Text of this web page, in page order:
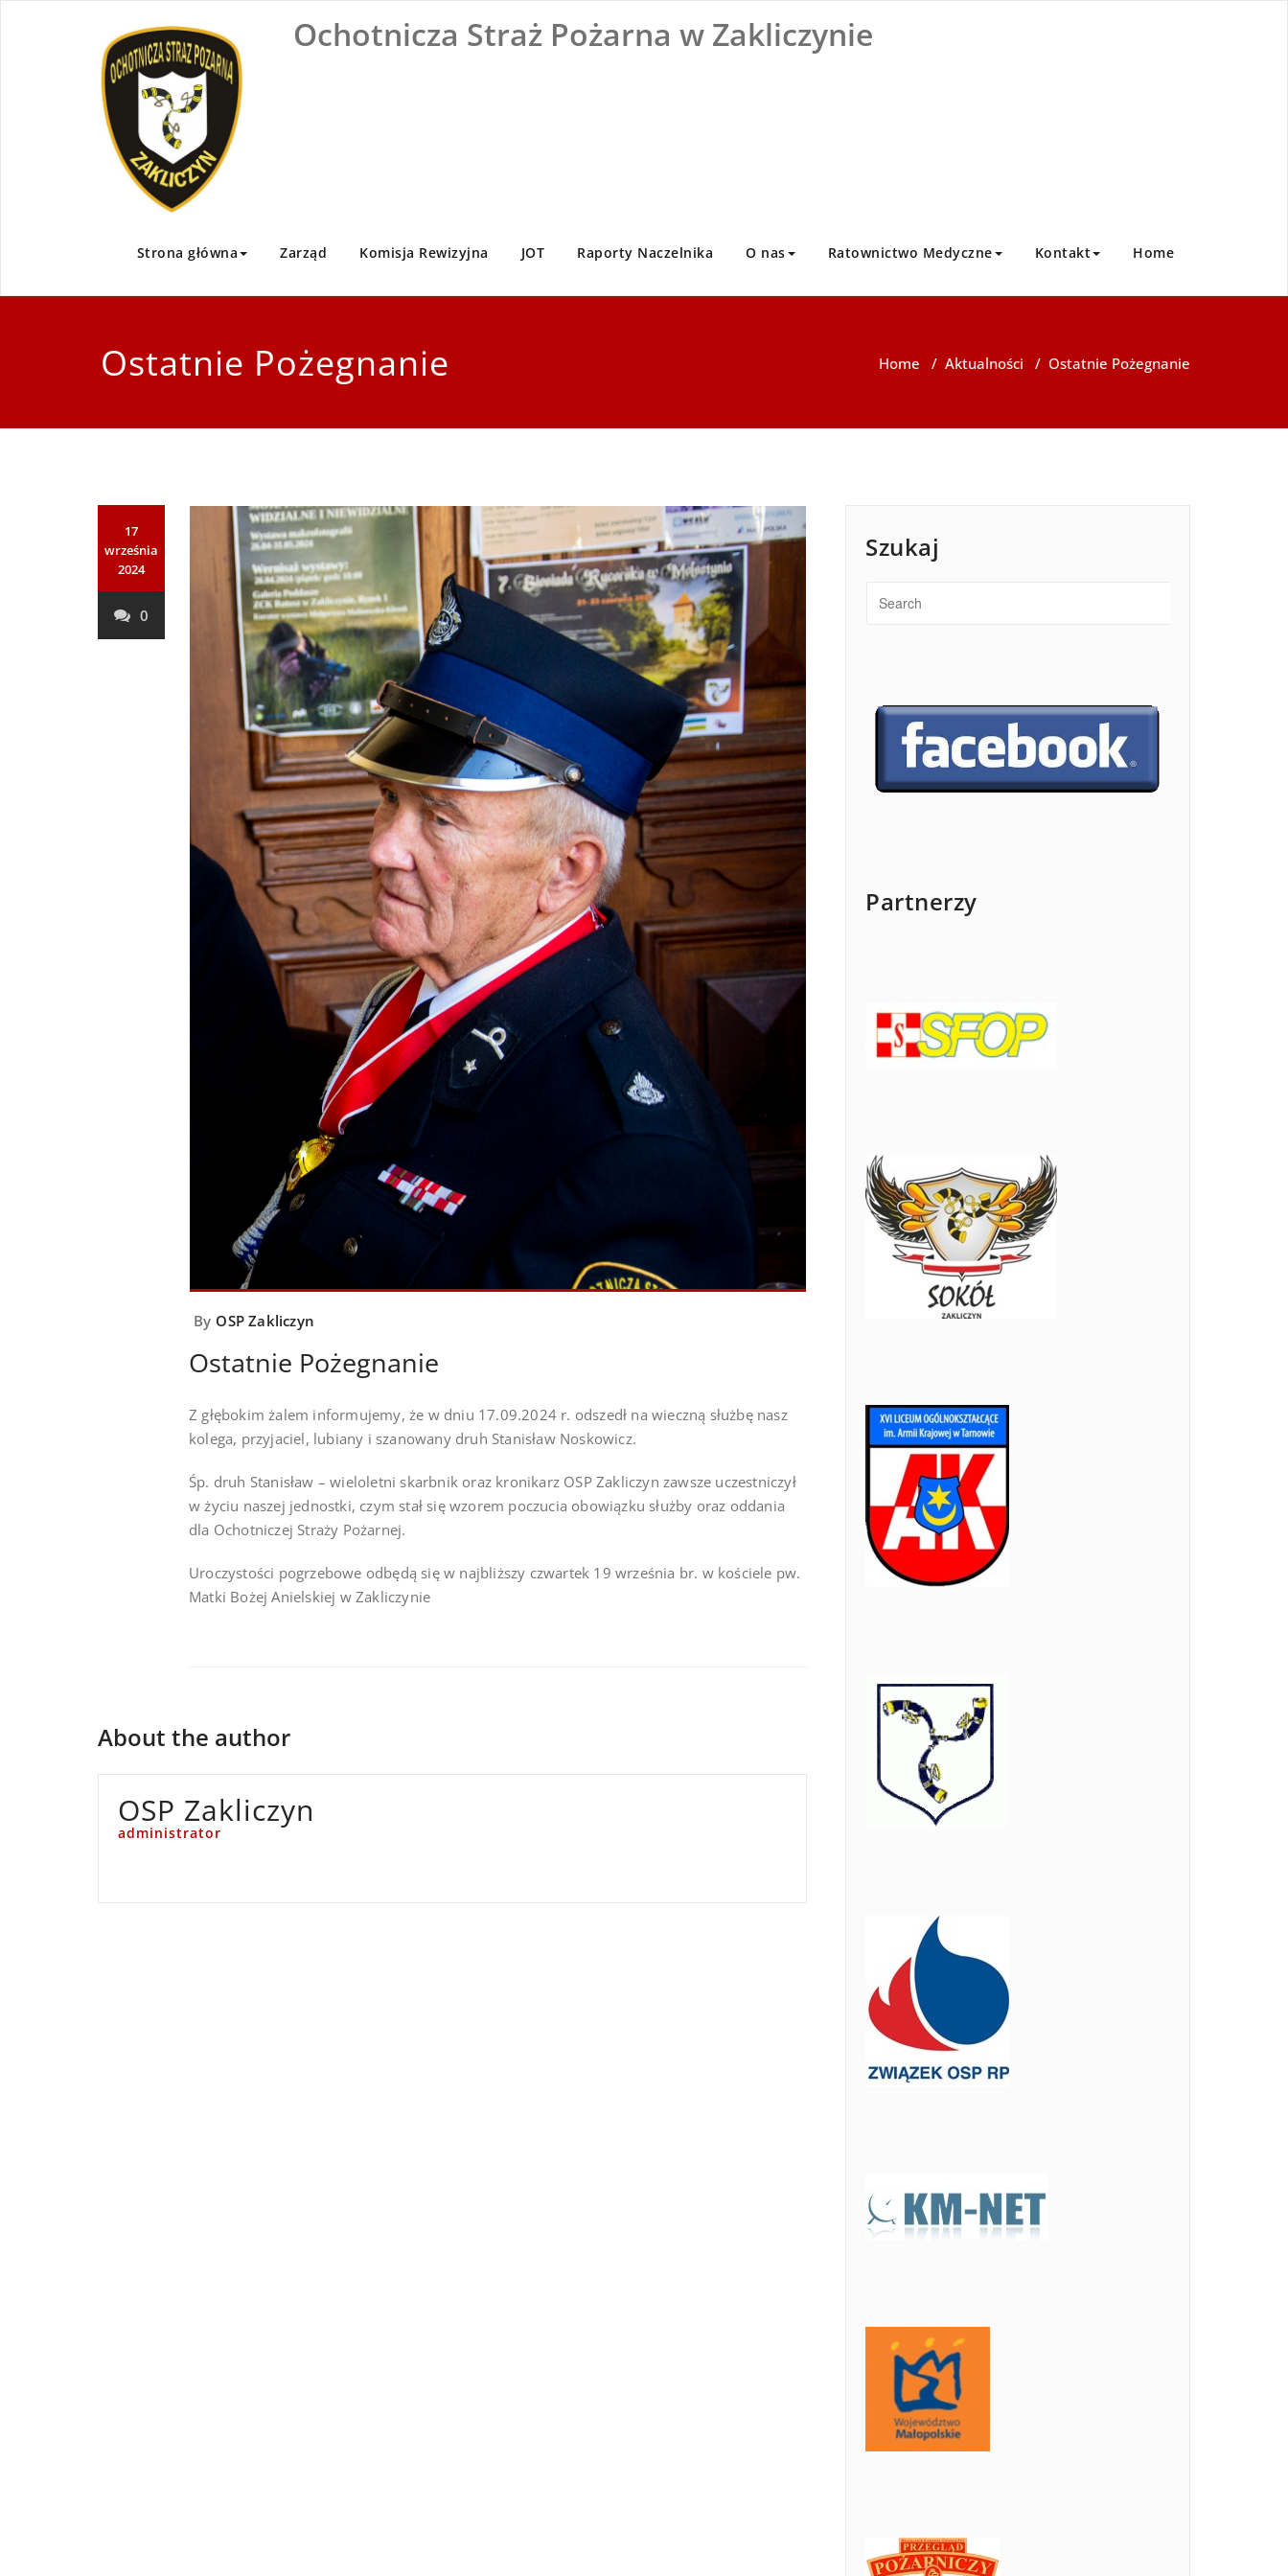
Ochotnicza Straż Pożarna w Zakliczynie
Strona główna Zarząd Komisja Rewizyjna JOT Raporty Naczelnika O nas Ratownictwo Medyczne Kontakt Home
Ostatnie Pożegnanie Home / Aktualności / Ostatnie Pożegnanie
17
września
2024
0
By OSP Zakliczyn
Ostatnie Pożegnanie
Z głębokim żalem informujemy, że w dniu 17.09.2024 r. odszedł na wieczną służbę nasz
kolega, przyjaciel, lubiany i szanowany druh Stanisław Noskowicz.
Śp. druh Stanisław – wieloletni skarbnik oraz kronikarz OSP Zakliczyn zawsze uczestniczył
w życiu naszej jednostki, czym stał się wzorem poczucia obowiązku służby oraz oddania
dla Ochotniczej Straży Pożarnej.
Uroczystości pogrzebowe odbędą się w najbliższy czwartek 19 września br. w kościele pw.
Matki Bożej Anielskiej w Zakliczynie
About the author
OSP Zakliczyn
administrator
Szukaj
Partnerzy